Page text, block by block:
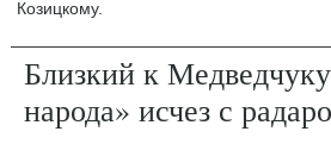
Козицкому.
Близкий к
народа» исчез с